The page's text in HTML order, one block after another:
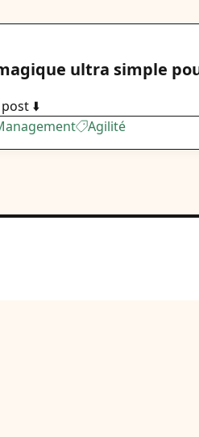
ultra simple
⬇️
Agilité